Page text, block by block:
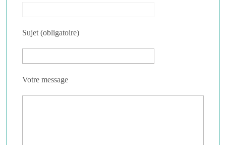
Sujet (obligatoire)
Votre message